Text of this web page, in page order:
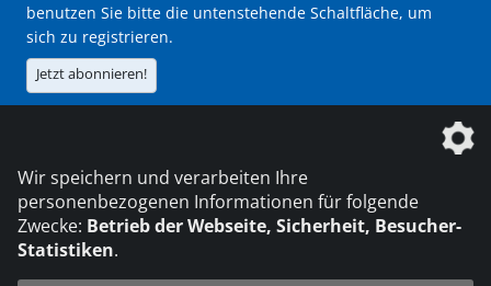
benutzen Sie bitte die untenstehende Schaltfläche, um
sich zu registrieren.
Jetzt abonnieren!
Wir speichern und verarbeiten Ihre
personenbezogenen Informationen für folgende
Zwecke: Betrieb der Webseite, Sicherheit, Besucher-
Statistiken.